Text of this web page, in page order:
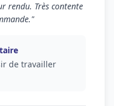
rendu. Très contente
de travailler